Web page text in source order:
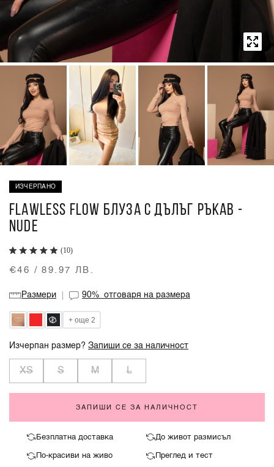
ИЗЧЕРПАНО
FLAWLESS FLOW БЛУЗА С ДЪЛЪГ РЪКАВ -
NUDE
(10)
€46 / 89.97 ЛВ.
Размери 90%отговаря на размера
+ още 2
Изчерпан размер?Запиши се за наличност
XS S M L
ЗАПИШИ СЕ ЗА НАЛИЧНОСТ
Безплатна доставка До живот размисъл
По-красиви на живо Преглед и тест